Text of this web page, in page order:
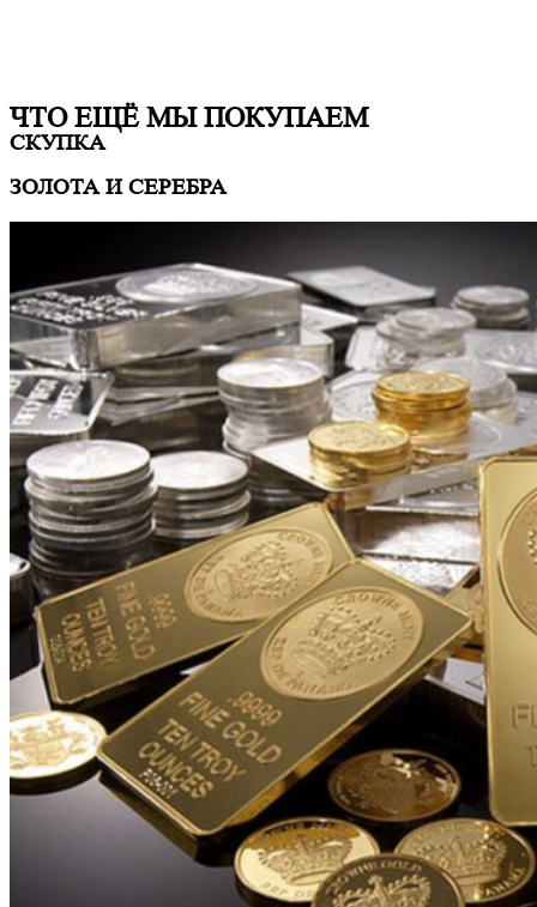
ЧТО ЕЩË МЫ ПОКУПАЕМ
СКУПКА
ЗОЛОТА И СЕРЕБРА